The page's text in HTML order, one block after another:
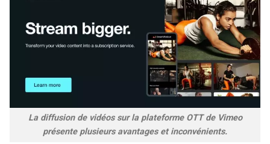
La diffusion de vidéos sur la plateforme OTT de Vimeo
présente plusieurs avantages et inconvénients.